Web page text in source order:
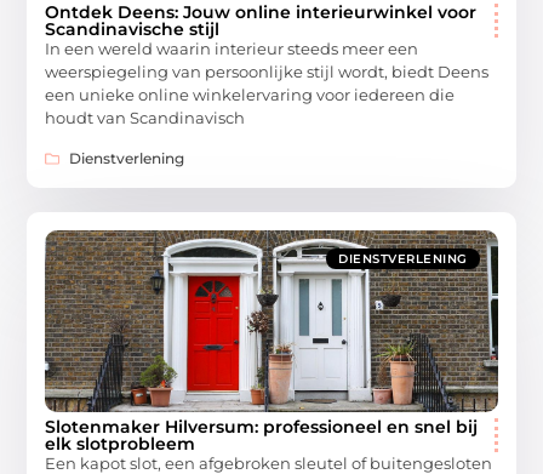
Ontdek Deens: Jouw online interieurwinkel voor
Scandinavische stijl
In een wereld waarin interieur steeds meer een
weerspiegeling van persoonlijke stijl wordt, biedt Deens
een unieke online winkelervaring voor iedereen die
houdt van Scandinavisch
Dienstverlening
DIENSTVERLENING
Slotenmaker Hilversum: professioneel en snel bij
elk slotprobleem
Een kapot slot, een afgebroken sleutel of buitengesloten